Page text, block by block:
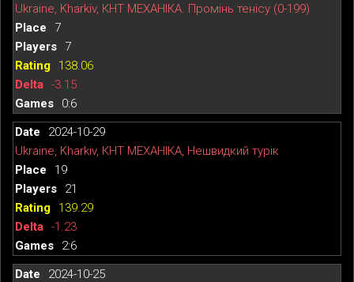
Ukraine, Kharkiv, КНТ МЕХАНІКА. Промінь тенісу (0-199)
7
7
138.06
-3.15
0:6
2024-10-29
Ukraine, Kharkiv, КНТ МЕХАНІКА, Нешвидкий турік
19
21
139.29
-1.23
2:6
2024-10-25